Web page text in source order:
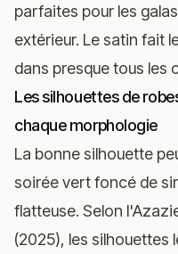
parfaites pour les
extérieur. Le satin fait
dans presque tous les
Les silhouettes de
chaque morphologie
La bonne silhouette
soirée vert foncé de
flatteuse. Selon
(2025), les silhouettes